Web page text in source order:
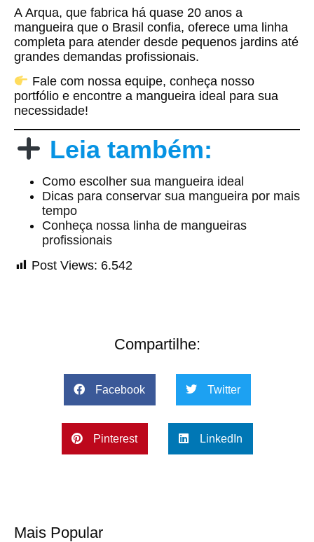
A Arqua, que fabrica há quase 20 anos a
mangueira que o Brasil confia, oferece uma linha
completa para atender desde pequenos jardins até
grandes demandas profissionais.
Fale com nossa equipe, conheça nosso
portfólio e encontre a mangueira ideal para sua
necessidade!
Leia também:
Como escolher sua mangueira ideal
Dicas para conservar sua mangueira por mais
tempo
Conheça nossa linha de mangueiras
profissionais
Post Views: 6.542
Compartilhe:
Facebook Twitter
Pinterest LinkedIn
Mais Popular